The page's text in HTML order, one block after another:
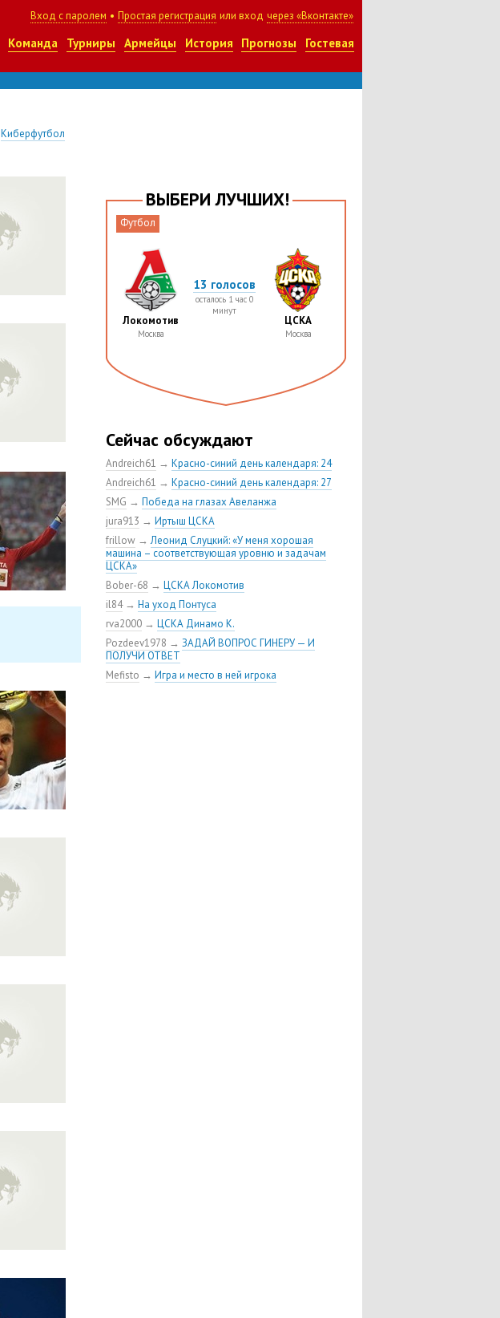
Вход с паролем • Простая регистрация или вход через «Вконтакте»
Команда Турниры Армейцы История Прогнозы Гостевая
Киберфутбол
ВЫБЕРИ ЛУЧШИХ!
Футбол
Локомотив
Москва
13 голосов
осталось 1 час 0
минут
ЦСКА
Москва
Сейчас обсуждают
Andreich61 → Красно-синий день календаря: 24
Andreich61 → Красно-синий день календаря: 27
SMG → Победа на глазах Авеланжа
jura913 → Иртыш ЦСКА
frillow →Леонид Слуцкий: «У меня хорошая
машина – соответствующая уровню и задачам
ЦСКА»
Bober-68 → ЦСКА Локомотив
il84→ На уход Понтуса
rva2000 → ЦСКА Динамо К.
Pozdeev1978 → ЗАДАЙ ВОПРОС ГИНЕРУ — И
ПОЛУЧИ ОТВЕТ
Mefisto → Игра и место в ней игрока